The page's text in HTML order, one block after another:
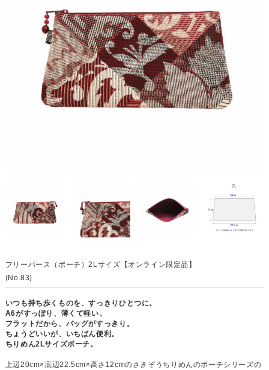
フリーパース（ポーチ）2Lサイズ【オンライン限定品】
(No.83)
いつも持ち歩くものを、すっきりひとつに。
A6がすっぽり、薄くて軽い。
フラットだから、バッグがすっきり。
ちょうどいいが、いちばん便利。
ちりめん2Lサイズポーチ。
上辺20cm×底辺22.5cm×高さ12cmのさきぞうちりめんのポーチシリーズの